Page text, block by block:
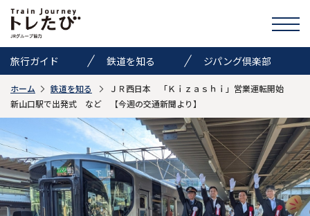
旅行ガイド 鉄道を知る ジパング倶楽部
きっぷ情報 ニュース イベント
検索
トレたびのススメ
お気に入り
ホーム 鉄道を知る
ＪＲ西日本 「Ｋｉｚａｓｈｉ」営業運転開始
新山口駅で出発式 など 【今週の交通新聞より】